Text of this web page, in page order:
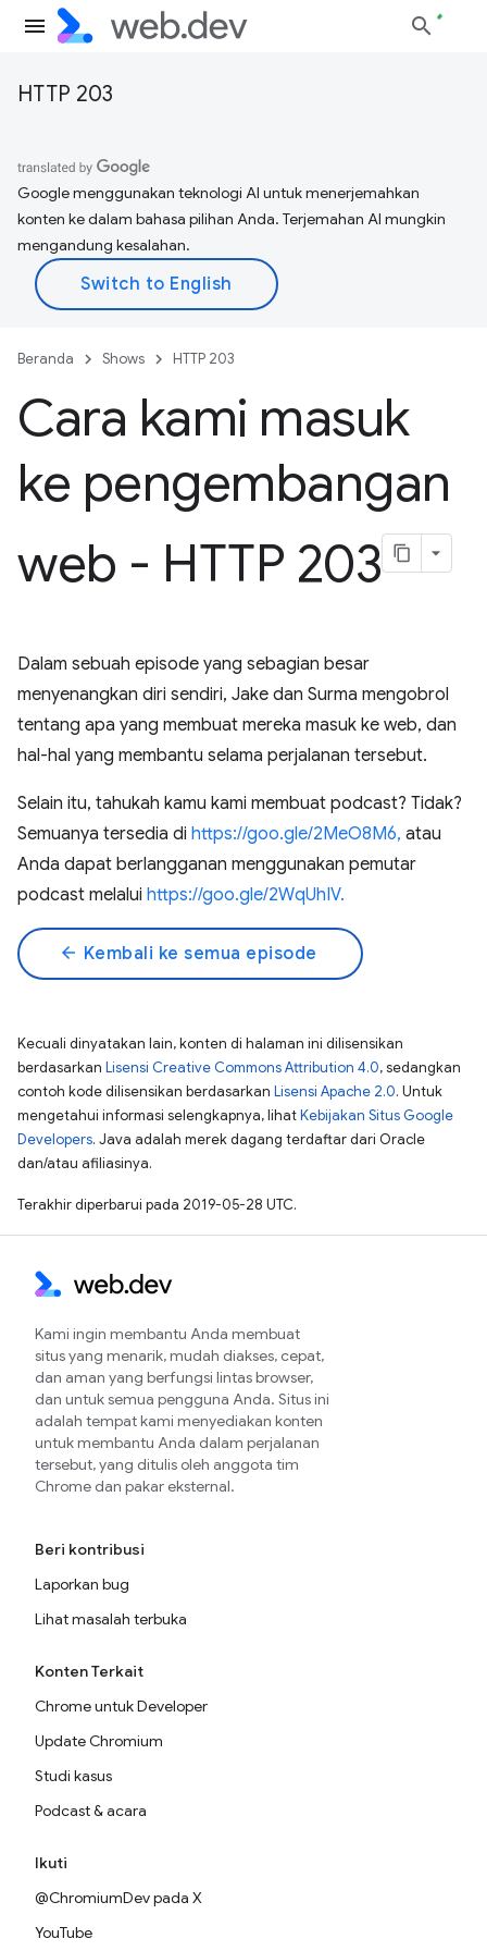
HTTP 203
Google menggunakan teknologi AI untuk menerjemahkan
konten ke dalam bahasa pilihan Anda. Terjemahan AI mungkin
mengandung kesalahan.
Beranda Shows HTTP 203
Cara kami masuk
ke pengembangan
web - HTTP 203
Dalam sebuah episode yang sebagian besar
menyenangkan diri sendiri, Jake dan Surma mengobrol
tentang apa yang membuat mereka masuk ke web, dan
hal-hal yang membantu selama perjalanan tersebut.
Selain itu, tahukah kamu kami membuat podcast? Tidak?
Semuanya tersedia di https://goo.gle/2MeO8M6, atau
Anda dapat berlangganan menggunakan pemutar
podcast melalui https://goo.gle/2WqUhIV.
arrow_back Kembali ke semua episode
Kecuali dinyatakan lain, konten di halaman ini dilisensikan
berdasarkan Lisensi Creative Commons Attribution 4.0, sedangkan
contoh kode dilisensikan berdasarkan Lisensi Apache 2.0. Untuk
mengetahui informasi selengkapnya, lihatKebijakan Situs Google
Developers. Java adalah merek dagang terdaftar dari Oracle
dan/atau afiliasinya.
Terakhir diperbarui pada 2019-05-28 UTC.
Kami ingin membantu Anda membuat
situs yang menarik, mudah diakses, cepat,
dan aman yang berfungsi lintas browser,
dan untuk semua pengguna Anda. Situs ini
adalah tempat kami menyediakan konten
untuk membantu Anda dalam perjalanan
tersebut, yang ditulis oleh anggota tim
Chrome dan pakar eksternal.
Beri kontribusi
Laporkan bug
Lihat masalah terbuka
Konten Terkait
Chrome untuk Developer
Update Chromium
Studi kasus
Podcast & acara
Ikuti
@ChromiumDev pada X
YouTube